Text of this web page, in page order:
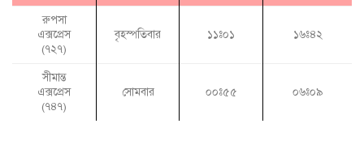
রুপসা
এক্সপ্রেস
(৭২৭)
বৃহস্পতিবার ১১ঃ০১ ১৬ঃ৪২
সীমান্ত
এক্সপ্রেস
(৭৪৭)
সোমবার ০০ঃ৫৫ ০৬ঃ০৯